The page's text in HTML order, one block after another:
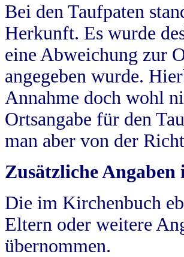
Bei den Taufpaten
Herkunft. Es wurde
eine Abweichung zur
angegeben wurde.
Annahme doch wohl
Ortsangabe für den
man aber von der
Zusätzliche
Die im Kirchenbuch
Eltern oder weitere
übernommen.